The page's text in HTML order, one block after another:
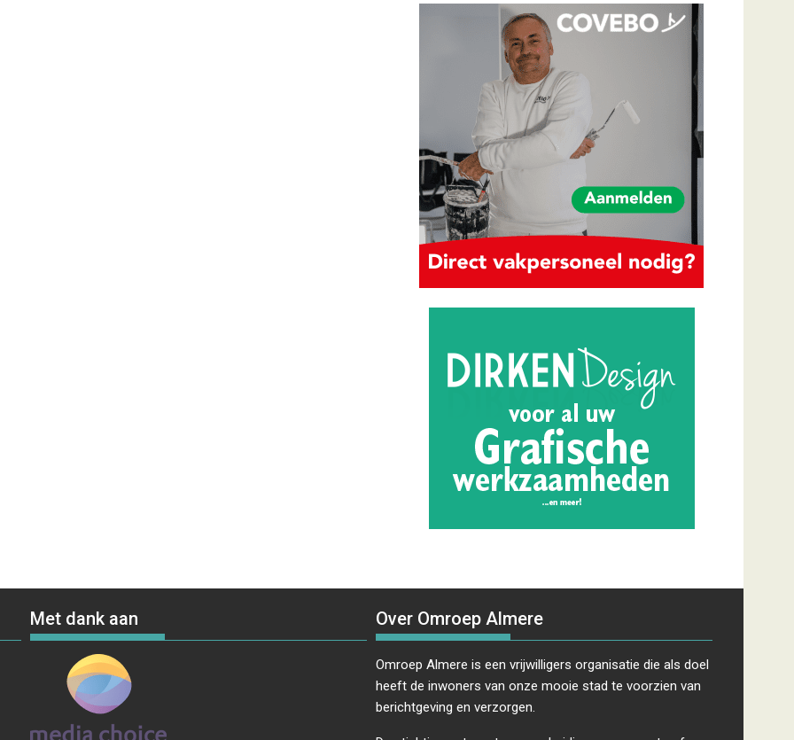
Met dank aan Over Omroep Almere
Omroep Almere is een vrijwilligers organisatie die als doel
heeft de inwoners van onze mooie stad te voorzien van
berichtgeving en verzorgen.